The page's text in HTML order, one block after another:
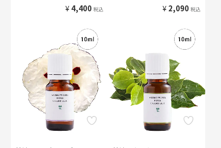
¥ 4,400 税込 ¥ 2,090 税込